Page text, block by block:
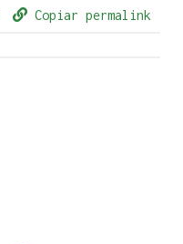
Copiar permalink